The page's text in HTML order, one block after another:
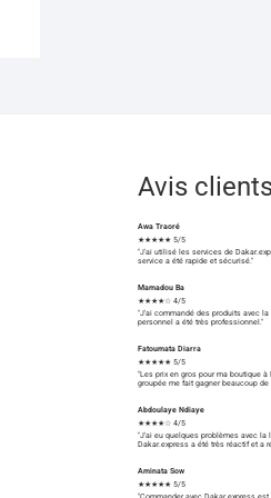
Avis
Awa Traoré
★★★★★ 5/5
"J'ai utilisé les services de
service a été rapide et sécurisé."
Mamadou Ba
★★★★☆ 4/5
"J'ai commandé des produits avec
personnel a été très professionnel."
Fatoumata Diarra
★★★★★ 5/5
"Les prix en gros pour ma boutique
groupée me fait gagner beaucoup de
Abdoulaye Ndiaye
★★★★☆ 4/5
"J'ai eu quelques problèmes avec
Dakar.express a été très réactif et a
Aminata Sow
★★★★★ 5/5